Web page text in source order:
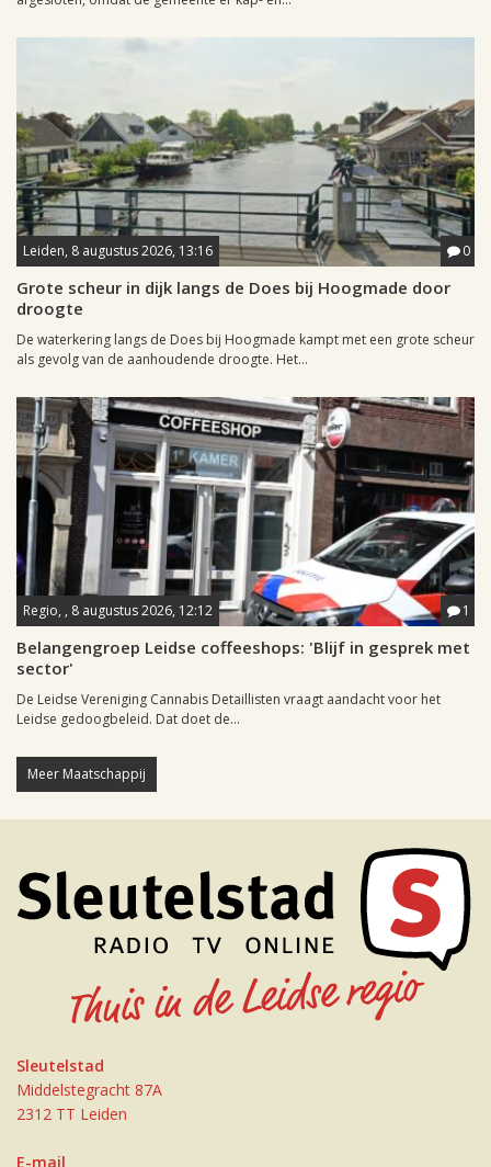
Leiden, 8 augustus 2026, 13:16 0
Grote scheur in dijk langs de Does bij Hoogmade door
droogte
De waterkering langs de Does bij Hoogmade kampt met een grote scheur
als gevolg van de aanhoudende droogte. Het...
Regio, , 8 augustus 2026, 12:12 1
Belangengroep Leidse coffeeshops: 'Blijf in gesprek met
sector'
De Leidse Vereniging Cannabis Detaillisten vraagt aandacht voor het
Leidse gedoogbeleid. Dat doet de...
Meer Maatschappij
Sleutelstad
Middelstegracht 87A
2312 TT Leiden
E-mail